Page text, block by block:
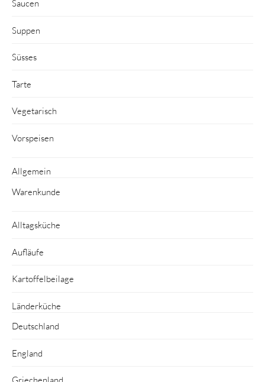
Saucen
Suppen
Süsses
Tarte
Vegetarisch
Vorspeisen
Allgemein
Warenkunde
Alltagsküche
Aufläufe
Kartoffelbeilage
Länderküche
Deutschland
England
Griechenland